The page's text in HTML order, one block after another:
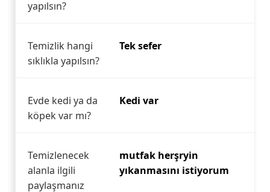
yapılsın?
Temizlik hangi
sıklıkla yapılsın?
Tek sefer
Evde kedi ya da
köpek var mı?
Kedi var
Temizlenecek
alanla ilgili
paylaşmanız
mutfak herşryin
yıkanmasını istiyorum